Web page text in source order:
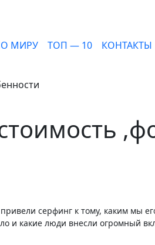
МИРУ ТОП — 10 КОНТАКТЫ
и какие люди внесли огромный